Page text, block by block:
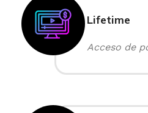
Lifetime
Acceso de